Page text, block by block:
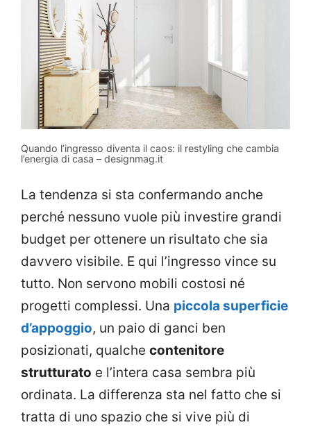
Quando l’ingresso diventa il caos: il restyling che cambia
l’energia di casa – designmag.it
La tendenza si sta confermando anche
perché nessuno vuole più investire grandi
budget per ottenere un risultato che sia
davvero visibile. E qui l’ingresso vince su
tutto. Non servono mobili costosi né
progetti complessi. Una piccola superficie
d’appoggio, un paio di ganci ben
posizionati, qualche contenitore
strutturato e l’intera casa sembra più
ordinata. La differenza sta nel fatto che si
tratta di uno spazio che si vive più di